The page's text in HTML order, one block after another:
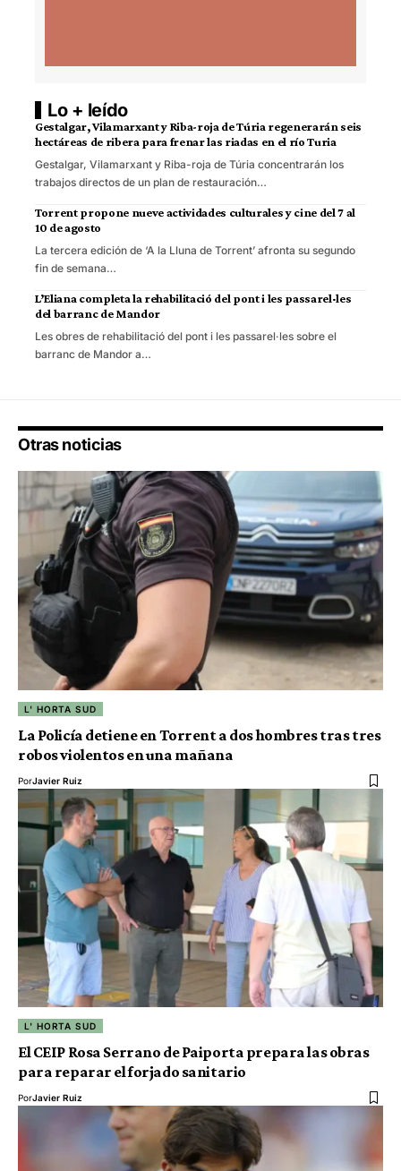
Lo + leído
Gestalgar, Vilamarxant y Riba-roja de Túria regenerarán seis
hectáreas de ribera para frenar las riadas en el río Turia
Gestalgar, Vilamarxant y Riba-roja de Túria concentrarán los
trabajos directos de un plan de restauración…
Torrent propone nueve actividades culturales y cine del 7 al
10 de agosto
La tercera edición de ‘A la Lluna de Torrent’ afronta su segundo
fin de semana…
L’Eliana completa la rehabilitació del pont i les passarel·les
del barranc de Mandor
Les obres de rehabilitació del pont i les passarel·les sobre el
barranc de Mandor a…
Otras noticias
L' HORTA SUD
La Policía detiene en Torrent a dos hombres tras tres
robos violentos en una mañana
PorJavier Ruiz
L' HORTA SUD
El CEIP Rosa Serrano de Paiporta prepara las obras
para reparar el forjado sanitario
PorJavier Ruiz